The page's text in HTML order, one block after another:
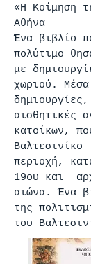
«Η Κοίμηση
Αθήνα
Ένα βιβλίο
πολύτιμο
με
χωριού.
αισθητικές
κατοίκων,
περιοχή,
19ου και
αιώνα. Ένα
της
του